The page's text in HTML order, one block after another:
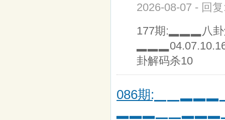
2026-08-07 - 回
177期:▂▂▂八卦
卦解码杀10
086期
▂▂▂▁▁▂▂▂▁▁